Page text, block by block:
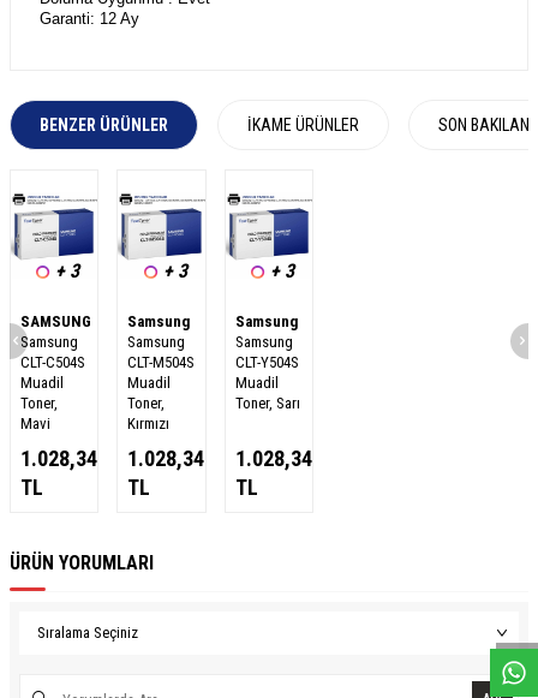
WhasappDeseHatt
Garanti: 12 Ay
BENZER ÜRÜNLER İKAME ÜRÜNLER SON
+ 3
SAMSUNG
Samsung
CLT-C504S
Muadil
Toner,
Mavi
1.028,34
TL
+ 3
Samsung
Samsung
CLT-M504S
Muadil
Toner,
Kırmızı
1.028,34
TL
+ 3
Samsung
Samsung
CLT-Y504S
Muadil
Toner, Sarı
1.028,34
TL
ÜRÜN YORUMLARI